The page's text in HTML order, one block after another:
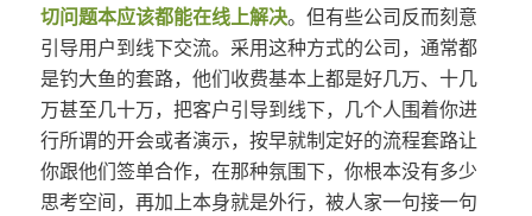
切问题本应该都能在线上解决。但有些公司反而刻意
引导用户到线下交流。采用这种方式的公司，通常都
是钓大鱼的套路，他们收费基本上都是好几万、十几
万甚至几十万，把客户引导到线下，几个人围着你进
行所谓的开会或者演示，按早就制定好的流程套路让
你跟他们签单合作，在那种氛围下，你根本没有多少
思考空间，再加上本身就是外行，被人家一句接一句